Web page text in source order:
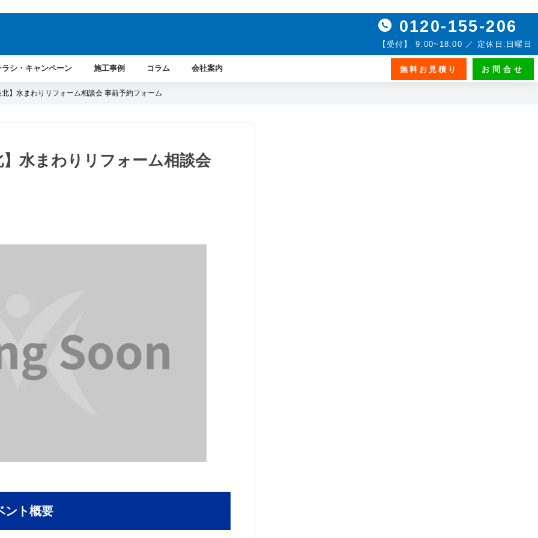
0120-155-206
【受付】 9:00~18:00 ／ 定休日:日曜日
ラシ・キャンペーン 施工事例 コラム 会社案内 無料お見積り お問合せ
】水まわりリフォーム相談会 事前予約フォーム
水まわりリフォーム相談会
ント概要